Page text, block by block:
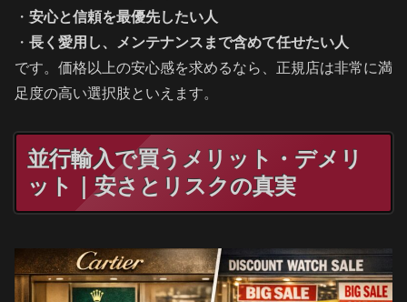
・ 安心と信頼を最優先したい人
・ 長く愛用し、メンテナンスまで含めて任せたい人
です。価格以上の安心感を求めるなら、正規店は非常に満
足度の高い選択肢といえます。
並行輸入で買うメリット・デメリ
ット｜安さとリスクの真実